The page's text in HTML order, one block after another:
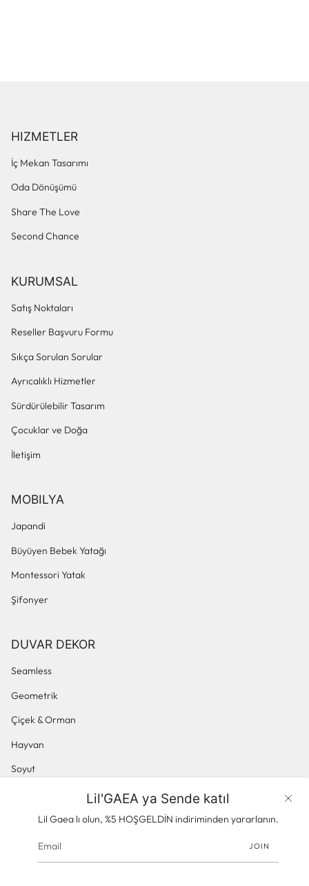
Ürünler
Lil'GAEA ya Sende katıl
Lil Gaea lı olun, %5 HOŞGELDİN indiriminden yararlanın.
JOIN
HIZMETLER
İç Mekan Tasarımı
Oda Dönüşümü
Share The Love
Second Chance
KURUMSAL
Satış Noktaları
Reseller Başvuru Formu
Sıkça Sorulan Sorular
Ayrıcalıklı Hizmetler
Sürdürülebilir Tasarım
Çocuklar ve Doğa
İletişim
MOBILYA
Japandi
Büyüyen Bebek Yatağı
Montessori Yatak
Şifonyer
DUVAR DEKOR
Seamless
Geometrik
Çiçek & Orman
Hayvan
Soyut
Panoramik & Manzara